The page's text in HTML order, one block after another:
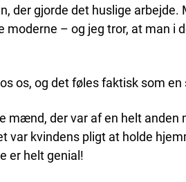
der gjorde det huslige arbejde.
moderne – og jeg tror, at man i
os, og det føles faktisk som
mænd, der var af en helt anden
var kvindens pligt at holde
er helt genial!